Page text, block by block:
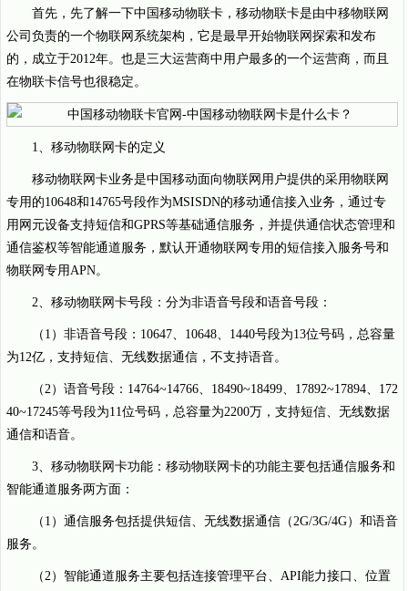
首先，先了解一下中国移动物联卡，移动物联卡是由中移物联网
公司负责的一个物联网系统架构，它是最早开始物联网探索和发布
的，成立于2012年。也是三大运营商中用户最多的一个运营商，而且
在物联卡信号也很稳定。
1、移动物联网卡的定义
移动物联网卡业务是中国移动面向物联网用户提供的采用物联网
专用的10648和14765号段作为MSISDN的移动通信接入业务，通过专
用网元设备支持短信和GPRS等基础通信服务，并提供通信状态管理和
通信鉴权等智能通道服务，默认开通物联网专用的短信接入服务号和
物联网专用APN。
2、移动物联网卡号段：分为非语音号段和语音号段：
（1）非语音号段：10647、10648、1440号段为13位号码，总容量
为12亿，支持短信、无线数据通信，不支持语音。
（2）语音号段：14764~14766、18490~18499、17892~17894、172
40~17245等号段为11位号码，总容量为2200万，支持短信、无线数据
通信和语音。
3、移动物联网卡功能：移动物联网卡的功能主要包括通信服务和
智能通道服务两方面：
（1）通信服务包括提供短信、无线数据通信（2G/3G/4G）和语音
服务。
（2）智能通道服务主要包括连接管理平台、API能力接口、位置